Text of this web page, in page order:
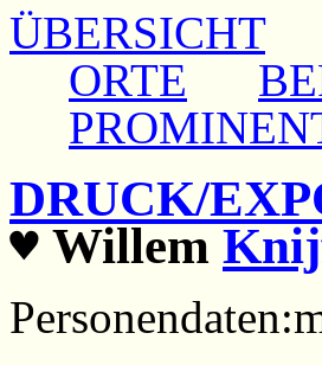
ÜBERSICHT
ORTE
DRUCK/
♥ Willem
Personendaten: